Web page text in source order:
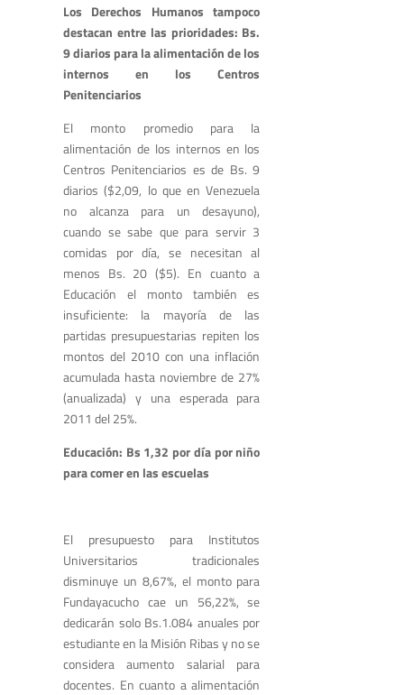
Los Derechos Humanos tampoco
destacan entre las prioridades: Bs.
9 diarios para la alimentación de los
internos en los Centros
Penitenciarios
El monto promedio para la
alimentación de los internos en los
Centros Penitenciarios es de Bs. 9
diarios ($2,09, lo que en Venezuela
no alcanza para un desayuno),
cuando se sabe que para servir 3
comidas por día, se necesitan al
menos Bs. 20 ($5). En cuanto a
Educación el monto también es
insuficiente: la mayoría de las
partidas presupuestarias repiten los
montos del 2010 con una inflación
acumulada hasta noviembre de 27%
(anualizada) y una esperada para
2011 del 25%.
Educación: Bs 1,32 por día por niño
para comer en las escuelas
El presupuesto para Institutos
Universitarios tradicionales
disminuye un 8,67%, el monto para
Fundayacucho cae un 56,22%, se
dedicarán solo Bs.1.084 anuales por
estudiante en la Misión Ribas y no se
considera aumento salarial para
docentes. En cuanto a alimentación